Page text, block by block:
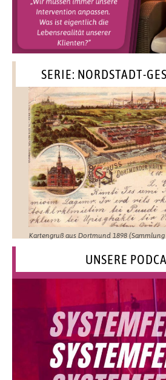
SERIE: NORDSTADT-
Kartengruß aus Dortmund 1898
UNSERE